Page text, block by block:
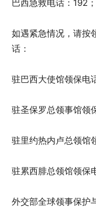
巴西急救电话：192；
如遇紧急情况，请按
话：
驻巴西大使馆领保
驻圣保罗总领事馆
驻里约热内卢总领
驻累西腓总领馆领
外交部全球领事保护